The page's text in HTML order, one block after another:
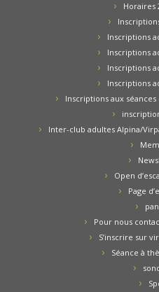
Horaires
Inscriptions
Inscriptions
Inscriptions
Inscriptions
Inscriptions aux
Inter-club adultes Alpina/
Open
Page
Pour nous
S’inscrire sur
Séance à